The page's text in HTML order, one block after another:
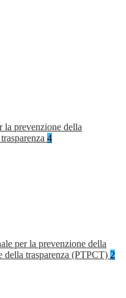
la prevenzione della
4
per la prevenzione della
della trasparenza (PTPCT) 2